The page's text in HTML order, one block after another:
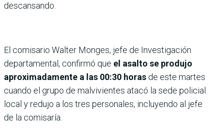
descansando.
El comisario Walter Monges, jefe de Investigación
departamental, confirmó que el asalto se produjo
aproximadamente a las 00:30 horas de este martes
cuando el grupo de malvivientes atacó la sede policial
local y redujo a los tres personales, incluyendo al jefe
de la comisaría.